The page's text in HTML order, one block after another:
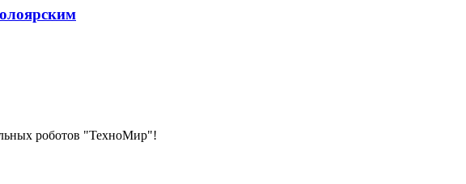
роботов "ТехноМир"!